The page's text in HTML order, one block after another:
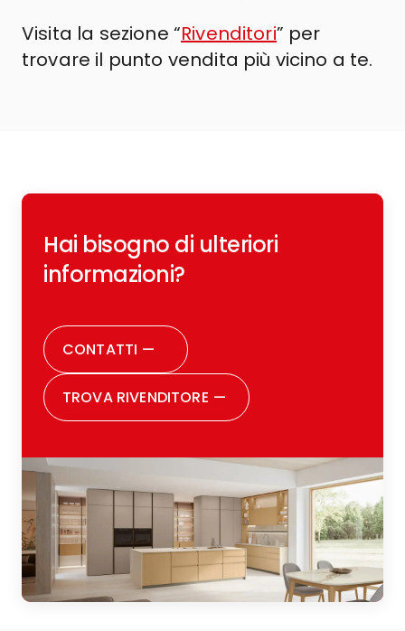
Visita la sezione “Rivenditori” per
trovare il punto vendita più vicino a te.
Hai bisogno di ulteriori
informazioni?
CONTATTI —
TROVA RIVENDITORE —